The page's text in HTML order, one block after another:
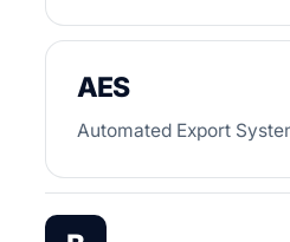
AES
Automated Export